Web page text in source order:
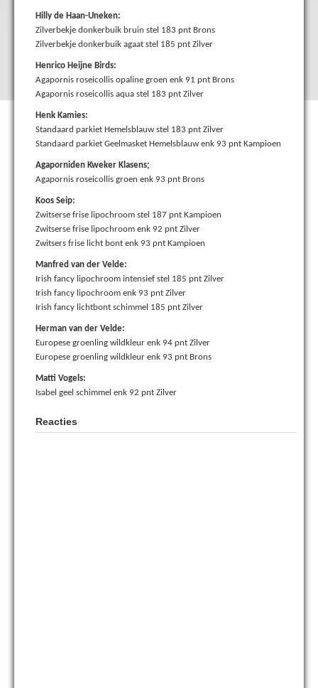
Hilly de Haan-Uneken:
Zilverbekje donkerbuik bruin stel 183 pnt Brons
Zilverbekje donkerbuik agaat stel 185 pnt Zilver
Henrico Heijne Birds:
Agapornis roseicollis opaline groen enk 91 pnt Brons
Agapornis roseicollis aqua stel 183 pnt Zilver
Henk Kamies:
Standaard parkiet Hemelsblauw stel 183 pnt Zilver
Standaard parkiet Geelmasket Hemelsblauw enk 93 pnt Kampioen
Agaporniden Kweker Klasens;
Agapornis roseicollis groen enk 93 pnt Brons
Koos Seip:
Zwitserse frise lipochroom stel 187 pnt Kampioen
Zwitserse frise lipochroom enk 92 pnt Zilver
Zwitsers frise licht bont enk 93 pnt Kampioen
Manfred van der Velde:
Irish fancy lipochroom intensief stel 185 pnt Zilver
Irish fancy lipochroom enk 93 pnt Zilver
Irish fancy lichtbont schimmel 185 pnt Zilver
Herman van der Velde:
Europese groenling wildkleur enk 94 pnt Zilver
Europese groenling wildkleur enk 93 pnt Brons
Matti Vogels:
Isabel geel schimmel enk 92 pnt Zilver
Reacties